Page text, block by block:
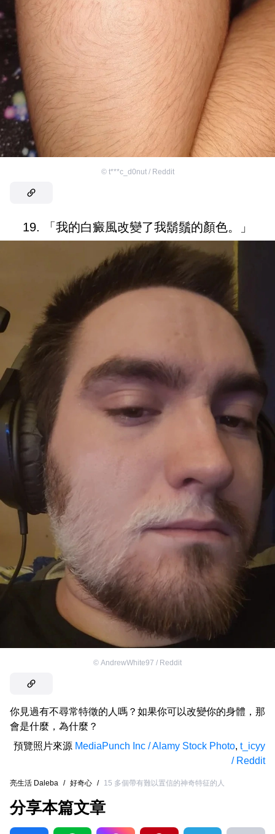
© t***c_d0nut / Reddit
19. 「我的白癜風改變了我鬍鬚的顏色。」
© AndrewWhite97 / Reddit
你見過有不尋常特徵的人嗎？如果你可以改變你的身體，那
會是什麼，為什麼？
預覽照片來源 MediaPunch Inc / Alamy Stock Photo, t_icyy
/ Reddit
亮生活 Daleba / 好奇心 / 15 多個帶有難以置信的神奇特征的人
分享本篇文章